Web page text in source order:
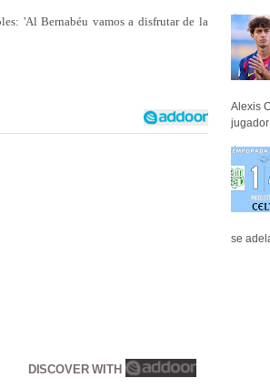
'Al Bernabéu vamos a disfrutar de la
DISCOVER WITH
Alexis
jugador
se